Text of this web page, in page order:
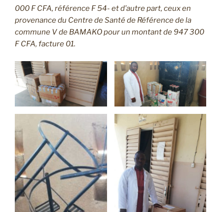
000 F CFA, référence F 54- et d’autre part, ceux en
provenance du Centre de Santé de Référence de la
commune V de BAMAKO pour un montant de 947 300
F CFA, facture 01.